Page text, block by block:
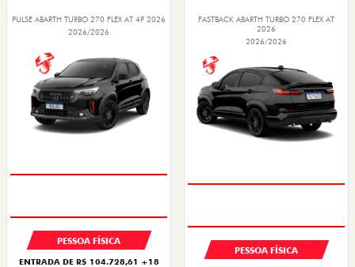
PULSE ABARTH TURBO 270 FLEX AT 4P 2026
2026/2026
PESSOA FÍSICA
ENTRADA DE R$ 104.728,61 +18
FASTBACK ABARTH TURBO 270 FLEX AT
2026
2026/2026
PESSOA FÍSICA